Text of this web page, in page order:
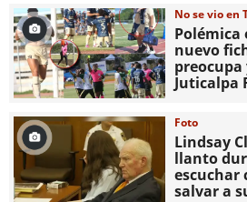
No se vio en
Polémica
nuevo
Juticalpa
Foto
Lindsay
llanto
escuchar
salvar a